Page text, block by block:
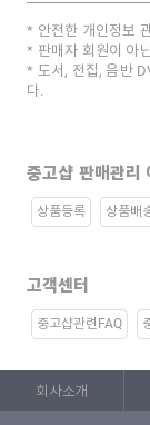
안전한 개인정보
판매자 회원이 아
도서, 전집, 음반
다.
중고샵 판매관리
상품등록 상품배
고객센터
중고샵관련FAQ
회사소개